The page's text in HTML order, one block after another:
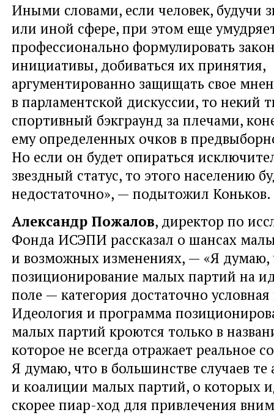
Иными словами, если человек, будучи
или иной сфере, при этом еще
профессионально формулировать
инициативы, добиваться их принятия,
аргументированно защищать свое
в парламентской дискуссии, то некий
спортивный бэкграунд за плечами,
ему определенных очков в
Но если он будет опираться
звездный статус, то этого населению
недостаточно», — подытожил Коньков.
Александр Пожалов, директор по
Фонда ИСЭПИ рассказал о шансах
и возможных изменениях, — «Я думаю,
позиционирование малых партий на
поле — категория достаточно
Идеология и программа
малых партий кроются только в
которое не всегда отражает реальное
Я думаю, что в большинстве случаев те
и коалиции малых партий, о которых
скорее пиар-ход для привлечения